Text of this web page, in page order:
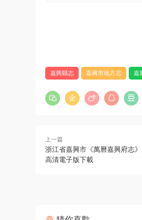
嘉興縣志 嘉興市地方志 嘉
上一篇
浙江省嘉興市《萬曆嘉興府志
高清電子版下載